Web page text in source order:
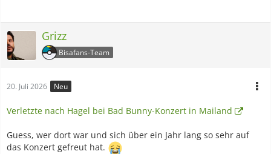
Grizz
Bisafans-Team
20. Juli 2026 Neu
Verletzte nach Hagel bei Bad Bunny-Konzert in Mailand
Guess, wer dort war und sich über ein Jahr lang so sehr auf
das Konzert gefreut hat.